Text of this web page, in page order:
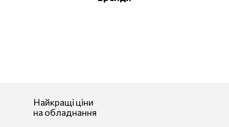
Найкращі ціни
на обладнання